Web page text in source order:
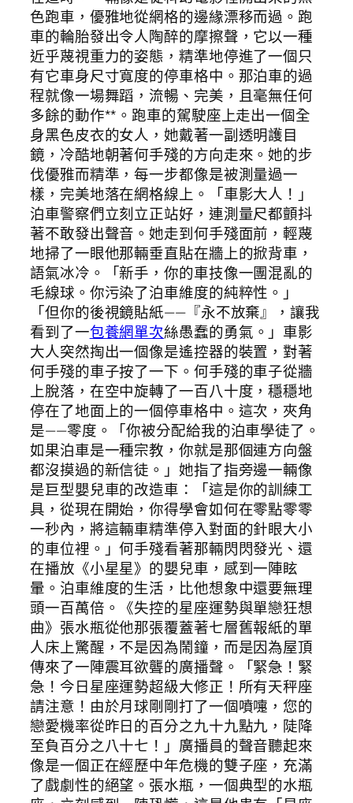
色跑車，優雅地從網格的邊緣漂移而過。跑
車的輪胎發出令人陶醉的摩擦聲，它以一種
近乎蔑視重力的姿態，精準地停進了一個只
有它車身尺寸寬度的停車格中。那泊車的過
程就像一場舞蹈，流暢、完美，且毫無任何
多餘的動作**。跑車的駕駛座上走出一個全
身黑色皮衣的女人，她戴著一副透明護目
鏡，冷酷地朝著何手殘的方向走來。她的步
伐優雅而精準，每一步都像是被測量過一
樣，完美地落在網格線上。「車影大人！」
泊車警察們立刻立正站好，連測量尺都顫抖
著不敢發出聲音。她走到何手殘面前，輕蔑
地掃了一眼他那輛垂直貼在牆上的掀背車，
語氣冰冷。「新手，你的車技像一團混亂的
毛線球。你污染了泊車維度的純粹性。」
「但你的後視鏡貼紙——『永不放棄』，讓我
看到了一包養網單次絲愚蠢的勇氣。」車影
大人突然掏出一個像是遙控器的裝置，對著
何手殘的車子按了一下。何手殘的車子從牆
上脫落，在空中旋轉了一百八十度，穩穩地
停在了地面上的一個停車格中。這次，夾角
是——零度。「你被分配給我的泊車學徒了。
如果泊車是一種宗教，你就是那個連方向盤
都沒摸過的新信徒。」她指了指旁邊一輛像
是巨型嬰兒車的改造車：「這是你的訓練工
具，從現在開始，你得學會如何在零點零零
一秒內，將這輛車精準停入對面的針眼大小
的車位裡。」何手殘看著那輛閃閃發光、還
在播放《小星星》的嬰兒車，感到一陣眩
暈。泊車維度的生活，比他想象中還要無理
頭一百萬倍。《失控的星座運勢與單戀狂想
曲》張水瓶從他那張覆蓋著七層舊報紙的單
人床上驚醒，不是因為鬧鐘，而是因為屋頂
傳來了一陣震耳欲聾的廣播聲。「緊急！緊
急！今日星座運勢超級大修正！所有天秤座
請注意！由於月球剛剛打了一個噴嚏，您的
戀愛機率從昨日的百分之九十九點九，陡降
至負百分之八十七！」廣播員的聲音聽起來
像是一個正在經歷中年危機的雙子座，充滿
了戲劇性的絕望。張水瓶，一個典型的水瓶